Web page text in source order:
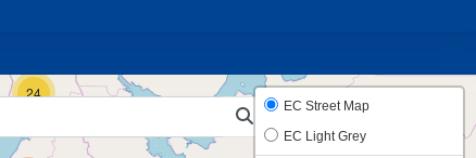
24
EC Street Map
EC Light Grey